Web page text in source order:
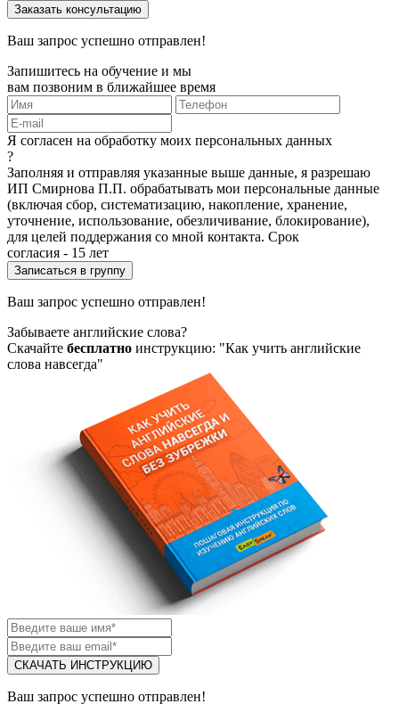
Ваш запрос успешно отправлен!
Запишитесь на обучение и мы
вам позвоним в ближайшее время
Я согласен на обработку моих персональных данных
?
Заполняя и отправляя указанные выше данные, я разрешаю
ИП Смирнова П.П. обрабатывать мои персональные данные
(включая сбор, систематизацию, накопление, хранение,
уточнение, использование, обезличивание, блокирование),
для целей поддержания со мной контакта. Срок
согласия - 15 лет
Ваш запрос успешно отправлен!
Забываете английские слова?
Скачайте бесплатно инструкцию: "Как учить английские
слова навсегда"
СКАЧАТЬ ИНСТРУКЦИЮ
Ваш запрос успешно отправлен!